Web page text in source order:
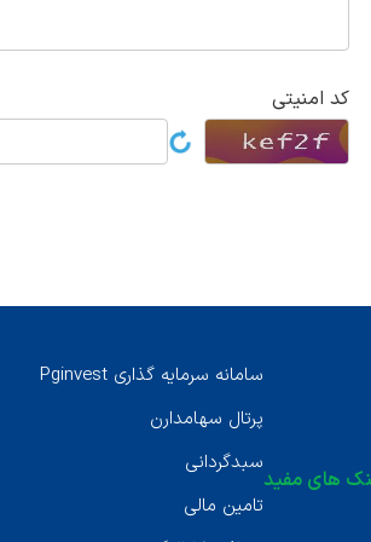
کد امنیتی
های مفید
سامانه سرمايه گذارى Pginvest
پرتال سهامدارن
سبدگردانى
تامين مالى